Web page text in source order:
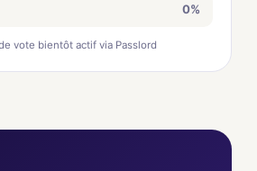
0%
vote bientôt actif via Passlord